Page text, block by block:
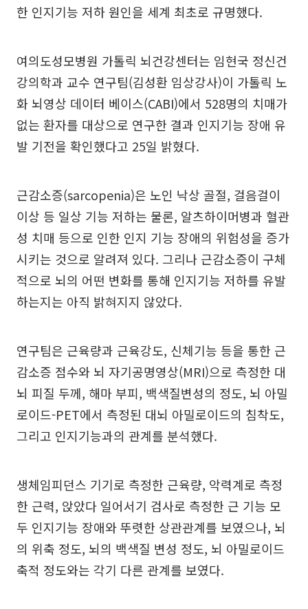
한 인지기능 저하 원인을 세계 최초로 규명했다.
여의도성모병원 가톨릭 뇌건강센터는 임현국 정신건
강의학과 교수 연구팀(김성환 임상강사)이 가톨릭 노
화 뇌영상 데이터 베이스(CABI)에서 528명의 치매가
없는 환자를 대상으로 연구한 결과 인지기능 장애 유
발 기전을 확인했다고 25일 밝혔다.
근감소증(sarcopenia)은 노인 낙상 골절, 걸음걸이
이상 등 일상 기능 저하는 물론, 알츠하이머병과 혈관
성 치매 등으로 인한 인지 기능 장애의 위험성을 증가
시키는 것으로 알려져 있다. 그리나 근감소증이 구체
적으로 뇌의 어떤 변화를 통해 인지기능 저하를 유발
하는지는 아직 밝혀지지 않았다.
연구팀은 근육량과 근육강도, 신체기능 등을 통한 근
감소증 점수와 뇌 자기공명영상(MRI)으로 측정한 대
뇌 피질 두께, 해마 부피, 백색질변성의 정도, 뇌 아밀
로이드-PET에서 측정된 대뇌 아밀로이드의 침착도,
그리고 인지기능과의 관계를 분석했다.
생체임피던스 기기로 측정한 근육량, 악력계로 측정
한 근력, 앉았다 일어서기 검사로 측정한 근 기능 모
두 인지기능 장애와 뚜렷한 상관관계를 보였으나, 뇌
의 위축 정도, 뇌의 백색질 변성 정도, 뇌 아밀로이드
축적 정도와는 각기 다른 관계를 보였다.